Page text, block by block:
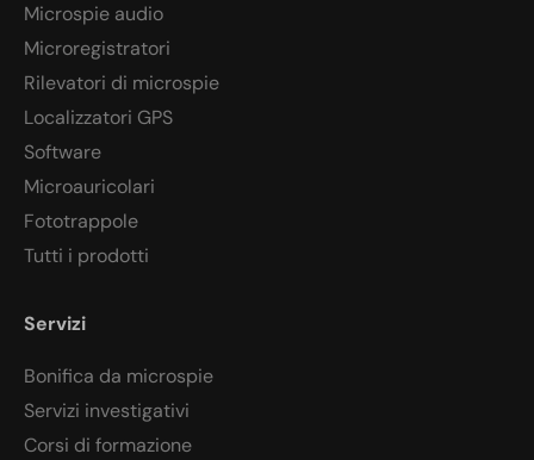
Microspie audio
Microregistratori
Rilevatori di microspie
Localizzatori GPS
Software
Microauricolari
Fototrappole
Tutti i prodotti
Servizi
Bonifica da microspie
Servizi investigativi
Corsi di formazione